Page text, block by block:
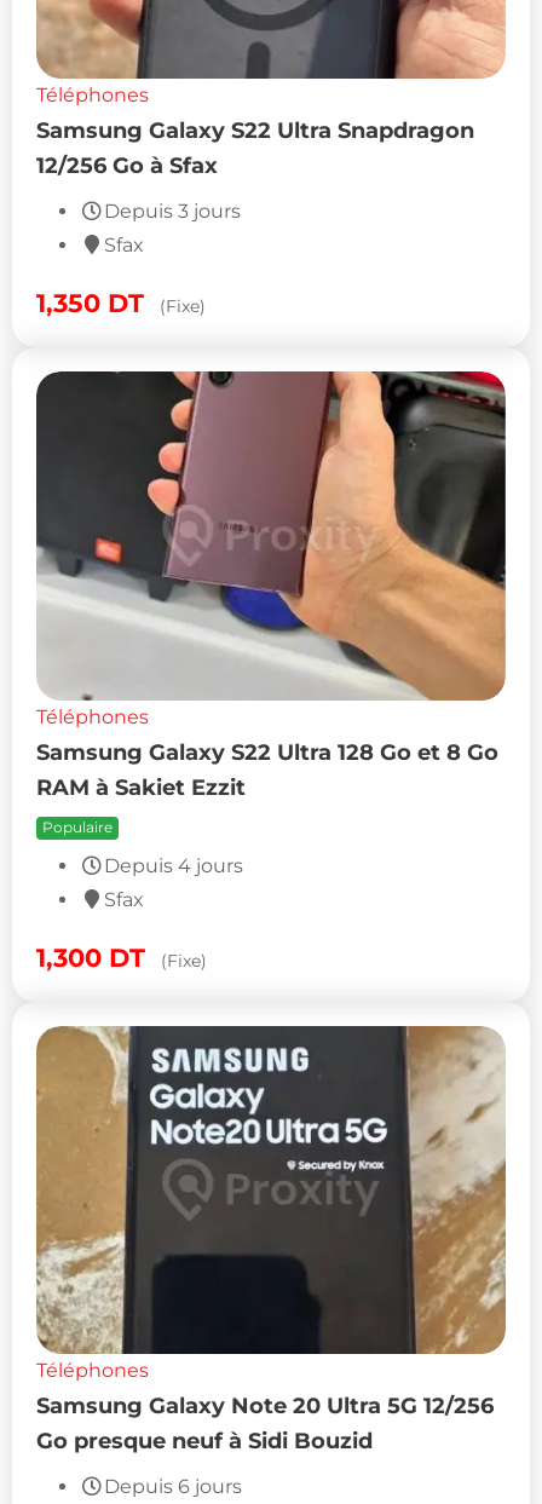
Téléphones
Samsung Galaxy S22 Ultra Snapdragon
12/256 Go à Sfax
Depuis 3 jours
Sfax
1,350 DT (Fixe)
Téléphones
Samsung Galaxy S22 Ultra 128 Go et 8 Go
RAM à Sakiet Ezzit
Populaire
Depuis 4 jours
Sfax
1,300 DT (Fixe)
Téléphones
Samsung Galaxy Note 20 Ultra 5G 12/256
Go presque neuf à Sidi Bouzid
Depuis 6 jours